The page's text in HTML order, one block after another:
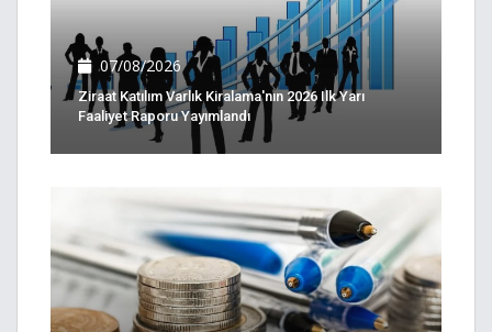
07/08/2026
Ziraat Katılım Varlık Kiralama'nın 2026 Ilk Yarı
Faaliyet Raporu Yayımlandı